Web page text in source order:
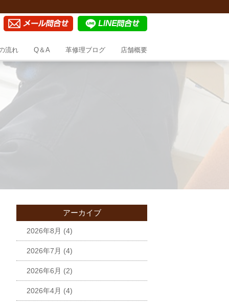
流れ Q＆A 革修理ブログ 店舗概要
アーカイブ
2026年8月 (4)
2026年7月 (4)
2026年6月 (2)
2026年4月 (4)